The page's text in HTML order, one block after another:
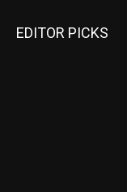
EDITOR PICKS